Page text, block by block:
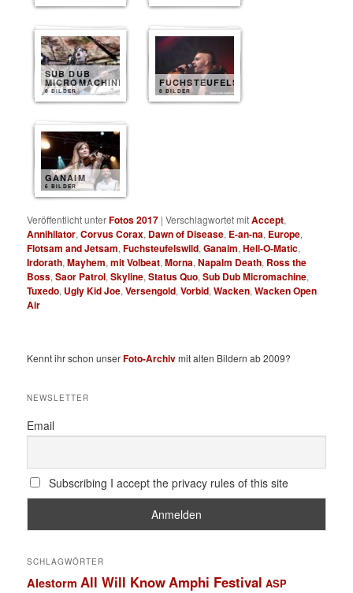
SUB DUB
MICROMACHINE
8 BILDER
FUCHSTEUFELSWILD
8 BILDER
GANAIM
6 BILDER
Veröffentlicht unterFotos 2017 |Verschlagwortet mitAccept,
Annihilator,Corvus Corax, Dawn of Disease, E-an-na, Europe,
Flotsam and Jetsam,Fuchsteufelswild,Ganaim,Hell-O-Matic,
Irdorath,Mayhem,mit Volbeat,Morna,Napalm Death, Ross the
Boss,Saor Patrol,Skyline,Status Quo,Sub Dub Micromachine,
Tuxedo, Ugly Kid Joe,Versengold,Vorbid,Wacken,Wacken Open
Air
Kennt ihr schon unserFoto-Archivmit alten Bildern ab 2009?
NEWSLETTER
Email
Subscribing I accept the privacy rules of this site
SCHLAGWÖRTER
Alestorm All Will KnowAmphi Festival ASP